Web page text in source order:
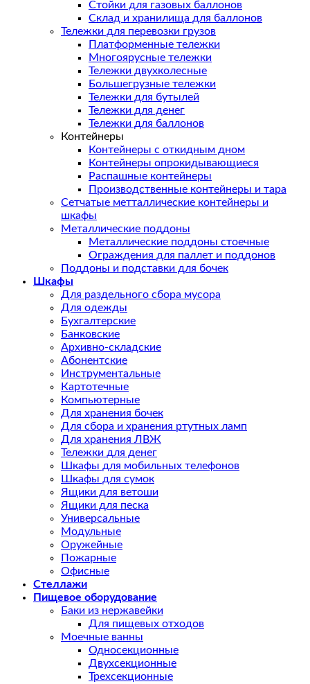
Стойки для газовых баллонов
Склад и хранилища для баллонов
Тележки для перевозки грузов
Платформенные тележки
Многоярусные тележки
Тележки двухколесные
Большегрузные тележки
Тележки для бутылей
Тележки для денег
Тележки для баллонов
Контейнеры
Контейнеры с откидным дном
Контейнеры опрокидывающиеся
Распашные контейнеры
Производственные контейнеры и тара
Сетчатые метталлические контейнеры и
шкафы
Металлические поддоны
Металлические поддоны стоечные
Ограждения для паллет и поддонов
Поддоны и подставки для бочек
Шкафы
Для раздельного сбора мусора
Для одежды
Бухгалтерские
Банковские
Архивно-складские
Абонентские
Инструментальные
Картотечные
Компьютерные
Для хранения бочек
Для сбора и хранения ртутных ламп
Для хранения ЛВЖ
Тележки для денег
Шкафы для мобильных телефонов
Шкафы для сумок
Ящики для ветоши
Ящики для песка
Универсальные
Модульные
Оружейные
Пожарные
Офисные
Стеллажи
Пищевое оборудование
Баки из нержавейки
Для пищевых отходов
Моечные ванны
Односекционные
Двухсекционные
Трехсекционные